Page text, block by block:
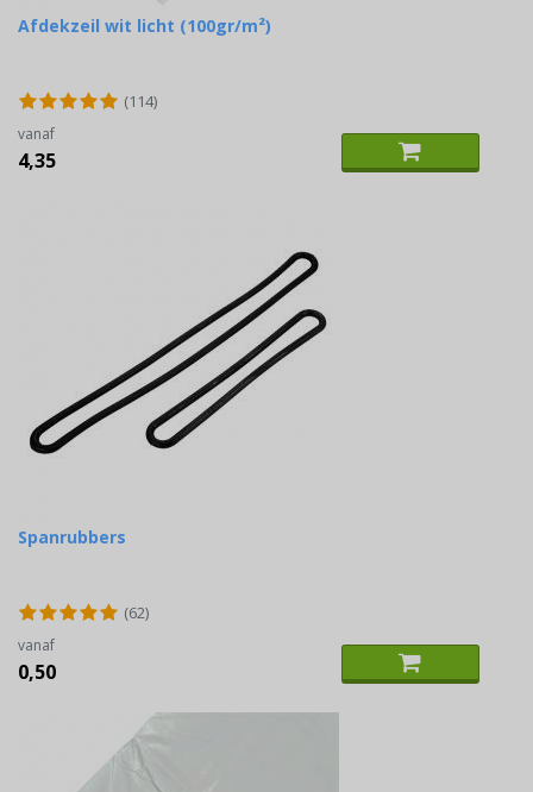
Afdekzeil wit licht (100gr/m²)
(114)
vanaf
4,35
Spanrubbers
(62)
vanaf
0,50